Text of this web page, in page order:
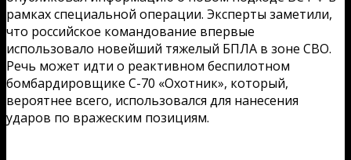
рамках специальной операции. Эксперты заметили,
что российское командование впервые
использовало новейший тяжелый БПЛА в зоне СВО.
Речь может идти о реактивном беспилотном
бомбардировщике С-70 «Охотник», который,
вероятнее всего, использовался для нанесения
ударов по вражеским позициям.